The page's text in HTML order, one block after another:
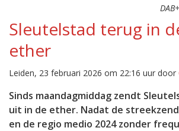
Sleutelstad terug in
ether
Leiden, 23 februari 2026 om 22:16 uur door
Sinds maandagmiddag zendt
uit in de ether. Nadat de
en de regio medio 2024 zonder